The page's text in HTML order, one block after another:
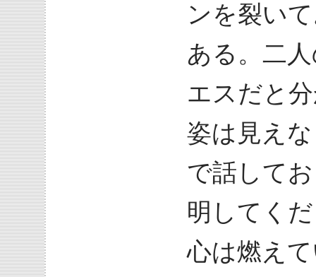
ンを裂い
ある。二
エスだと
姿は見え
で話して
明してく
心は燃え